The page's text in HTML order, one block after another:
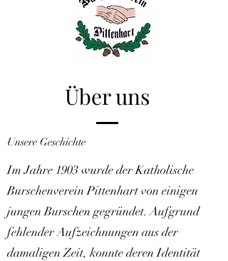
Über uns
Unsere Geschichte
Im Jahre 1903 wurde der Katholische
Burschenverein Pittenhart von einigen
jungen Burschen gegründet. Aufgrund
fehlender Aufzeichnungen aus der
damaligen Zeit, konnte deren Identität